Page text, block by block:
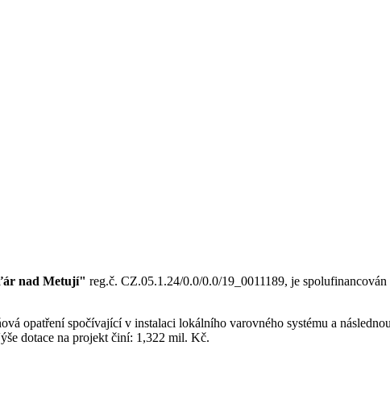
nad Metují" reg.č. CZ.05.1.24/0.0/0.0/19_0011189, je
opatření spočívající v instalaci lokálního varovného systému a
dotace na projekt činí: 1,322 mil. Kč.